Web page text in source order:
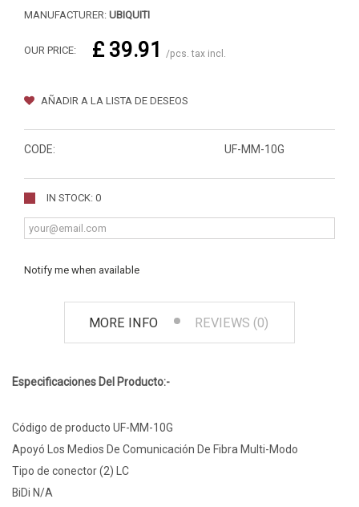
MANUFACTURER: UBIQUITI
OUR PRICE: £ 39.91 /pcs. tax incl.
AÑADIR A LA LISTA DE DESEOS
CODE: UF-MM-10G
IN STOCK: 0
Notify me when available
MORE INFO REVIEWS (0)
Especificaciones Del Producto:-
Código de producto UF-MM-10G
Apoyó Los Medios De Comunicación De Fibra Multi-Modo
Tipo de conector (2) LC
BiDi N/A